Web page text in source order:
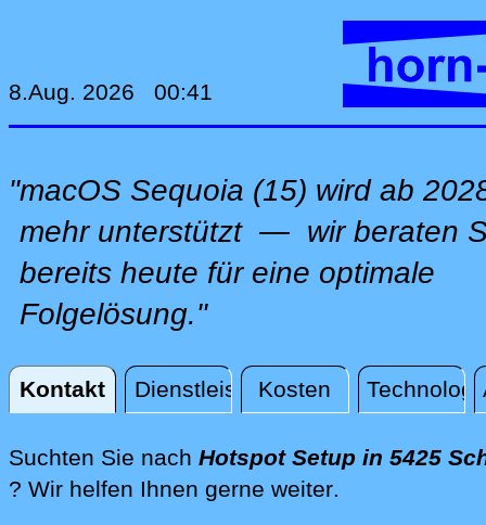
8.Aug. 2026 00:41
"macOS Sequoia (15) wird ab
mehr unterstützt — wir beraten
bereits heute für eine optimale
Folgelösung."
Kontakt Dienstleistungen
Kosten
Kontakt
Suchten Sie nach Hotspot Setup in 5425
? Wir helfen Ihnen gerne weiterdirekt vor Ort
.